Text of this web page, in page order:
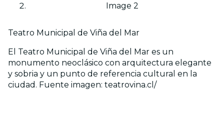
Image 2
Teatro Municipal de Viña del Mar
El Teatro Municipal de Viña del Mar es un
monumento neoclásico con arquitectura elegante
y sobria y un punto de referencia cultural en la
ciudad. Fuente imagen: teatrovina.cl/